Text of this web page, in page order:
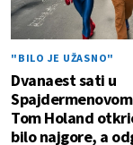
"BILO JE UŽASNO"
Dvanaest sati u
Tom Holand
bilo najgore, a